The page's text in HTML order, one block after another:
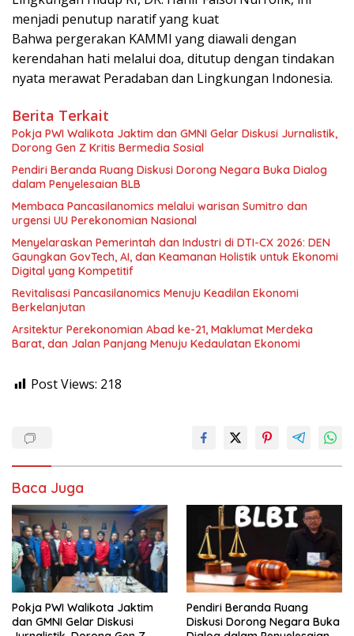
menjadi penutup naratif yang kuat
Bahwa pergerakan KAMMI yang diawali dengan
kerendahan hati melalui doa, ditutup dengan tindakan
nyata merawat Peradaban dan Lingkungan Indonesia.
Berita Terkait
Pokja PWI Walikota Jaktim dan GMNI Gelar Diskusi Jurnalistik,
Dorong Gen Z Kritis Bermedia Sosial
Pendiri Beranda Ruang Diskusi Dorong Negara Buka Dialog
dalam Penyelesaian BLB
Membaca Pancasilanomics melalui warisan Sumitro dan
urgensi UU Perekonomian Nasional
Menyelaraskan Pemerintah dan Industri di DTI-CX 2026: DEN
Gaungkan GovTech, AI, dan Keamanan Holistik untuk Ekonomi
Digital yang Kompetitif
Revitalisasi Pancasilanomics Menuju Keadilan Ekonomi
Berkelanjutan
Arsitektur Perekonomian Abad ke-21, Maklumat Merdeka
Barat, dan Jalan Panjang Menuju Kedaulatan Ekonomi
Post Views: 218
Baca Juga
Pokja PWI Walikota Jaktim
dan GMNI Gelar Diskusi
Pendiri Beranda Ruang
Diskusi Dorong Negara Buka